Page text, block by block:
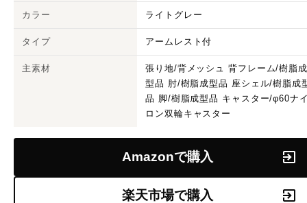
カラー ライトグレー
タイプ アームレスト付
主素材
張り地/背メッシュ 背フレーム/樹脂
型品 肘/樹脂成型品 座シェル/樹脂成
品 脚/樹脂成型品 キャスター/φ60ナ
ロン双輪キャスター
Amazonで購入
楽天市場で購入